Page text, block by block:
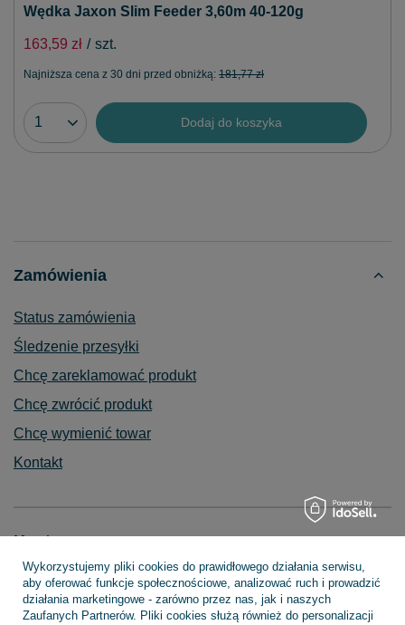
Wędka Jaxon Slim Feeder 3,60m 40-120g
163,59 zł / szt.
Najniższa cena z 30 dni przed obniżką: 181,77 zł
Dodaj do koszyka
Zamówienia
Status zamówienia
Śledzenie przesyłki
Chcę zareklamować produkt
Chcę zwrócić produkt
Chcę wymienić towar
Kontakt
Konto
Regulaminy
Wykorzystujemy pliki cookies do prawidłowego działania serwisu,
aby oferować funkcje społecznościowe, analizować ruch i prowadzić
działania marketingowe - zarówno przez nas, jak i naszych
Zaufanych Partnerów. Pliki cookies służą również do personalizacji